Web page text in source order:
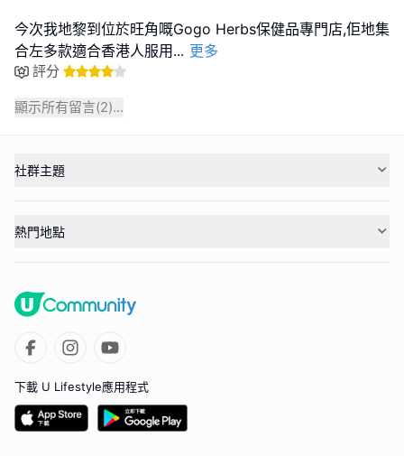
今次我地黎到位於旺角嘅Gogo Herbs保健品專門店,佢地集
合左多款適合香港人服用 ... 更多
評分
顯示所有留言(2)...
社群主題
熱門地點
下載 U Lifestyle應用程式